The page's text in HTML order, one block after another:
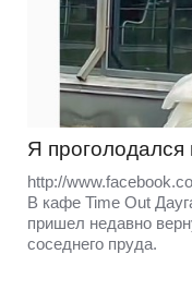
Я проголодался
http://
В кафе Time Out
пришел недавно
соседнего пруда.